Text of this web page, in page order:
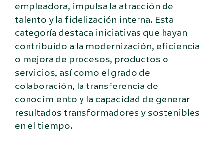
empleadora, impulsa la atracción de
talento y la fidelización interna. Esta
categoría destaca iniciativas que hayan
contribuido a la modernización, eficiencia
o mejora de procesos, productos o
servicios, así como el grado de
colaboración, la transferencia de
conocimiento y la capacidad de generar
resultados transformadores y sostenibles
en el tiempo.